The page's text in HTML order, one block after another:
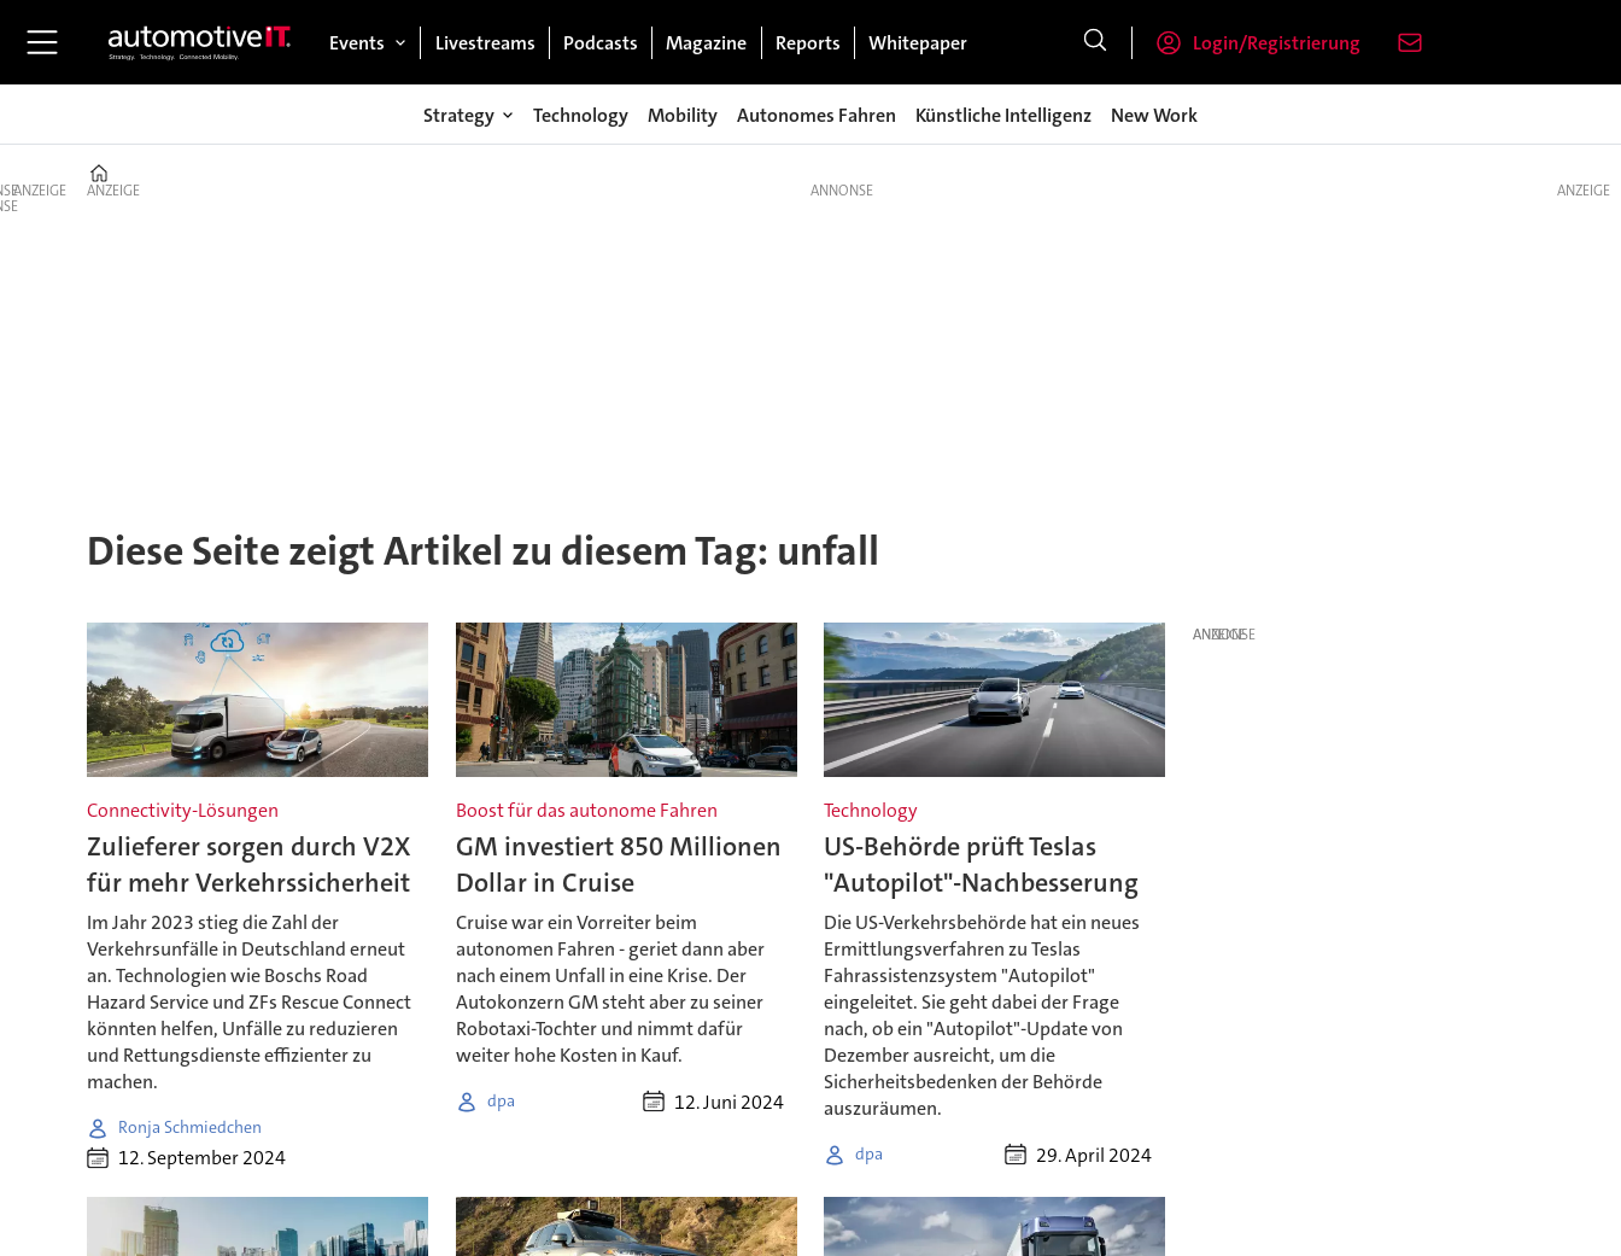
Events Livestreams Podcasts Magazine Reports Whitepaper Login/Registrierung
Strategy Technology Mobility Autonomes Fahren Künstliche Intelligenz New Work
ANZEIGE ANZEIGE
Diese Seite zeigt Artikel zu diesem Tag: unfall
Connectivity-Lösungen
Zulieferer sorgen durch V2X
für mehr Verkehrssicherheit
Im Jahr 2023 stieg die Zahl der
Verkehrsunfälle in Deutschland erneut
an. Technologien wie Boschs Road
Hazard Service und ZFs Rescue Connect
könnten helfen, Unfälle zu reduzieren
und Rettungsdienste effizienter zu
machen.
Ronja Schmiedchen
12. September 2024
Boost für das autonome Fahren
GM investiert 850 Millionen
Dollar in Cruise
Cruise war ein Vorreiter beim
autonomen Fahren - geriet dann aber
nach einem Unfall in eine Krise. Der
Autokonzern GM steht aber zu seiner
Robotaxi-Tochter und nimmt dafür
weiter hohe Kosten in Kauf.
dpa 12. Juni 2024
Technology
US-Behörde prüft Teslas
"Autopilot"-Nachbesserung
Die US-Verkehrsbehörde hat ein neues
Ermittlungsverfahren zu Teslas
Fahrassistenzsystem "Autopilot"
eingeleitet. Sie geht dabei der Frage
nach, ob ein "Autopilot"-Update von
Dezember ausreicht, um die
Sicherheitsbedenken der Behörde
auszuräumen.
dpa 29. April 2024
ANZEIGE
ANZEIGE